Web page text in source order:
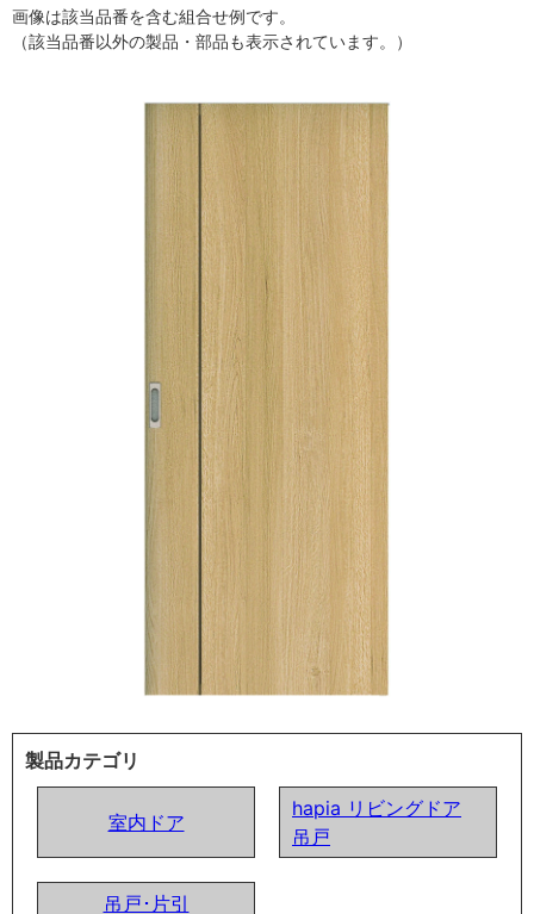
画像は該当品番を含む組合せ例です。
（該当品番以外の製品・部品も表示されています。）
製品カテゴリ
室内ドア
hapia リビングドア
吊戸
吊戸･片引